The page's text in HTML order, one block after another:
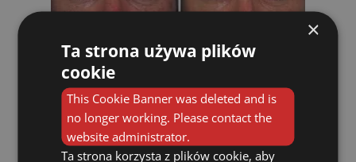
Piling z zastosowaniem kwasu
trójchlorooctowego (EASY-TCA) jest bardzo
dobrze przebadaną i efektywną metodą
leczenia, stosowaną z powodzeniem na
×
Ta strona używa plików
cookie
This Cookie Banner was deleted and is
no longer working. Please contact the
website administrator.
Ta strona korzysta z plików cookie, aby